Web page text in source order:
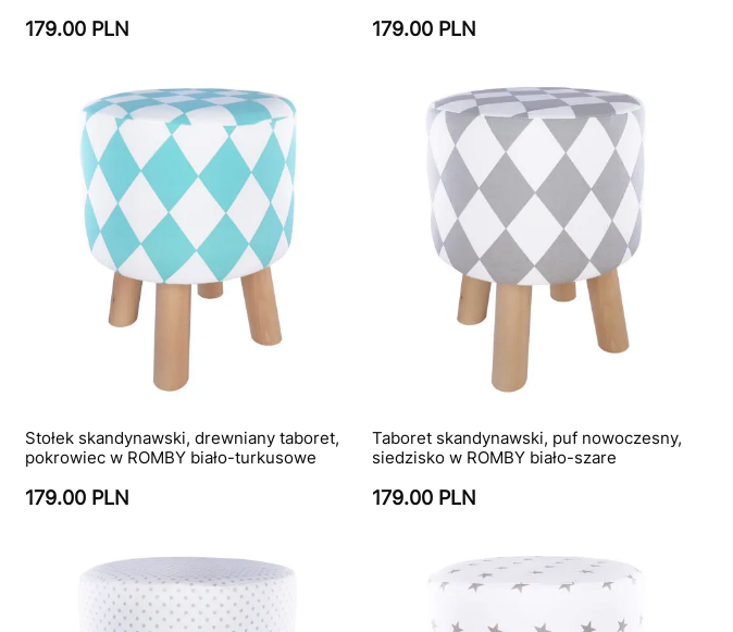
179.00 PLN 179.00 PLN
Stołek skandynawski, drewniany taboret,
pokrowiec w ROMBY biało-turkusowe
179.00 PLN
Taboret skandynawski, puf nowoczesny,
siedzisko w ROMBY biało-szare
179.00 PLN